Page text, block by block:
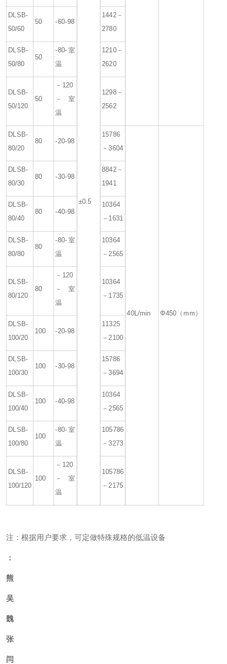
±0.5
DLSB-
50/60
50 -60-98
1442－
2780
DLSB-
50/80
50
-80-室
温
1210－
2620
DLSB-
50/120
50
－120
－室
温
1298－
2562
DLSB-
80/20
80 -20-98
15786
－3604
40L/min Φ450（mm）
DLSB-
80/30
80 -30-98
8842－
1941
DLSB-
80/40
80 -40-98
10364
－1631
DLSB-
80/80
80
-80-室
温
10364
－2565
DLSB-
80/120
80
－120
－室
温
10364
－1735
DLSB-
100/20
100 -20-98
11325
－2100
DLSB-
100/30
100 -30-98
15786
－3694
DLSB-
100/40
100 -40-98
10364
－2565
DLSB-
100/80
100
-80-室
温
105786
－3273
DLSB-
100/120
100
－120
－室
温
105786
－2175
注：根据用户要求，可定做特殊规格的低温设备
：
熊
吴
魏
张
闫